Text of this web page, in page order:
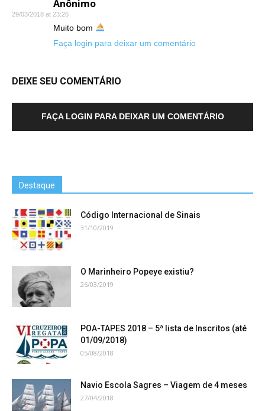
Anônimo
29/03/2018 at 23:26
Muito bom
Faça login para deixar um comentário
DEIXE SEU COMENTÁRIO
FAÇA LOGIN PARA DEIXAR UM COMENTÁRIO
Destaque
Código Internacional de Sinais
31/10/2019
O Marinheiro Popeye existiu?
26/03/2019
POA-TAPES 2018 – 5ª lista de Inscritos (até
01/09/2018)
05/08/2018
Navio Escola Sagres – Viagem de 4 meses
27/04/2018